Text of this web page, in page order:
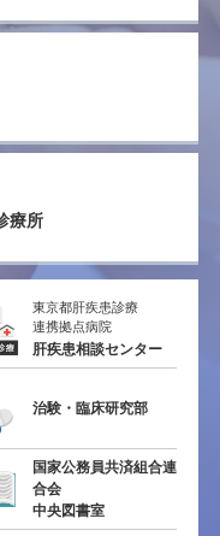
療所
東京都肝疾患診療
連携拠点病院
肝疾患相談センター
治験・臨床研究部
国家公務員共済組合連
合会
中央図書室